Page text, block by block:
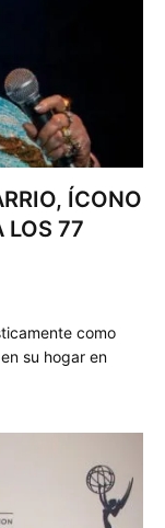
ÍCONO
LOS 77
como
su hogar en